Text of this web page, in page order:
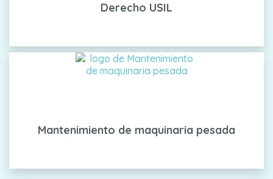
Derecho USIL
Mantenimiento de maquinaria pesada